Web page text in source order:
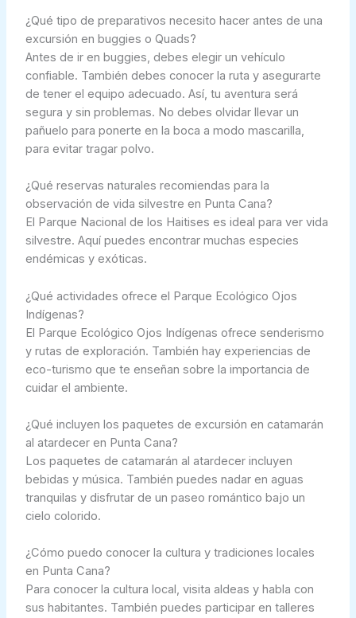
¿Qué tipo de preparativos necesito hacer antes de una
excursión en buggies o Quads?
Antes de ir en buggies, debes elegir un vehículo
confiable. También debes conocer la ruta y asegurarte
de tener el equipo adecuado. Así, tu aventura será
segura y sin problemas. No debes olvidar llevar un
pañuelo para ponerte en la boca a modo mascarilla,
para evitar tragar polvo.
¿Qué reservas naturales recomiendas para la
observación de vida silvestre en Punta Cana?
El Parque Nacional de los Haitises es ideal para ver vida
silvestre. Aquí puedes encontrar muchas especies
endémicas y exóticas.
¿Qué actividades ofrece el Parque Ecológico Ojos
Indígenas?
El Parque Ecológico Ojos Indígenas ofrece senderismo
y rutas de exploración. También hay experiencias de
eco-turismo que te enseñan sobre la importancia de
cuidar el ambiente.
¿Qué incluyen los paquetes de excursión en catamarán
al atardecer en Punta Cana?
Los paquetes de catamarán al atardecer incluyen
bebidas y música. También puedes nadar en aguas
tranquilas y disfrutar de un paseo romántico bajo un
cielo colorido.
¿Cómo puedo conocer la cultura y tradiciones locales
en Punta Cana?
Para conocer la cultura local, visita aldeas y habla con
sus habitantes. También puedes participar en talleres